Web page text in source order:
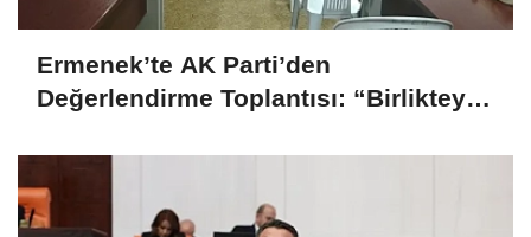
Ermenek’te AK Parti’den
Değerlendirme Toplantısı: “Birlikteyiz,